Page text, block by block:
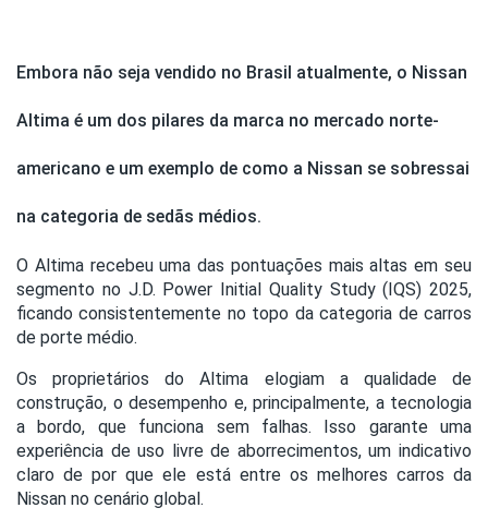
Embora não seja vendido no Brasil atualmente, o Nissan
Altima é um dos pilares da marca no mercado norte-
americano e um exemplo de como a Nissan se sobressai
na categoria de sedãs médios.
O Altima recebeu uma das pontuações mais altas em seu
segmento no J.D. Power Initial Quality Study (IQS) 2025,
ficando consistentemente no topo da categoria de carros
de porte médio.
Os proprietários do Altima elogiam a qualidade de
construção, o desempenho e, principalmente, a tecnologia
a bordo, que funciona sem falhas. Isso garante uma
experiência de uso livre de aborrecimentos, um indicativo
claro de por que ele está entre os melhores carros da
Nissan no cenário global.